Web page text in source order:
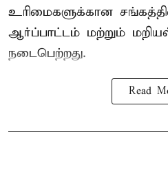
உரிமைகளுக்கான
ஆர்ப்பாட்டம் மற்றும்
நடைபெற்றது.
Read